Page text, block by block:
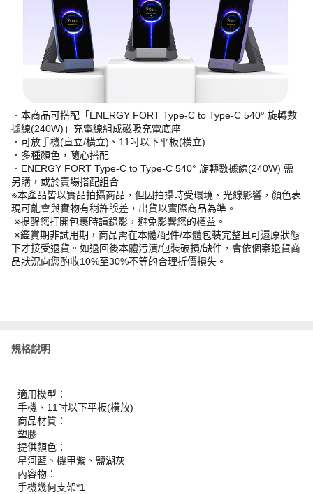
．本商品可搭配「ENERGY FORT Type-C to Type-C 540° 旋轉數
據線(240W)」充電線組成磁吸充電底座
．可放手機(直立/橫立)、11吋以下平板(橫立)
．多種顏色，隨心搭配
．ENERGY FORT Type-C to Type-C 540° 旋轉數據線(240W) 需
另購，或於賣場搭配組合
※本產品皆以實品拍攝商品，但因拍攝時受環境、光線影響，顏色表
現可能會與實物有稍許誤差，出貨以實際商品為準。
※提醒您打開包裹時請錄影，避免影響您的權益。
※鑑賞期非試用期，商品需在本體/配件/本體包裝完整且可還原狀態
下才接受退貨。如退回後本體污漬/包裝破損/缺件，會依個案退貨商
品狀況向您酌收10%至30%不等的合理折價損失。
規格說明
適用機型：
手機、11吋以下平板(橫放)
商品材質：
塑膠
提供顏色：
星河藍、機甲紫、鹽湖灰
內容物：
手機幾何支架*1